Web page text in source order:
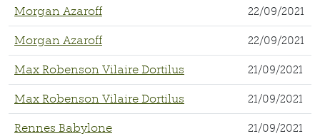
Morgan Azaroff 22/09/2021
Morgan Azaroff 22/09/2021
Max Robenson Vilaire Dortilus 21/09/2021
Max Robenson Vilaire Dortilus 21/09/2021
Rennes Babylone 21/09/2021